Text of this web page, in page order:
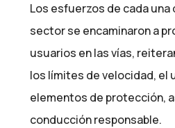
Los esfuerzos de cada
sector se encaminaron a
usuarios en las vías,
los límites de velocidad, el
elementos de protección,
conducción responsable.